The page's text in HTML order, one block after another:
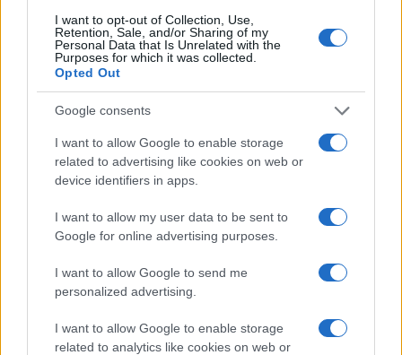
I want to opt-out of Collection, Use,
Retention, Sale, and/or Sharing of my
Personal Data that Is Unrelated with the
Purposes for which it was collected.
Opted Out
Google consents
I want to allow Google to enable storage
related to advertising like cookies on web or
device identifiers in apps.
I want to allow my user data to be sent to
Google for online advertising purposes.
I want to allow Google to send me
personalized advertising.
I want to allow Google to enable storage
related to analytics like cookies on web or
Petróleo Brent cai 8.46% e arrasta commodities em queda
Rafael Oliveira · 4 ago 2026
COTAÇÕES CRYPTO
Nome Preço
Kinza Babylon Staked BTC $83,270.00